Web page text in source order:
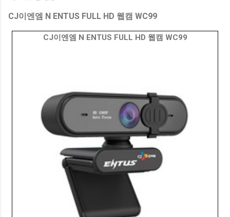
CJ이엔엠 N ENTUS FULL HD 웹캠 WC99
CJ이엔엠 N ENTUS FULL HD 웹캠 WC99